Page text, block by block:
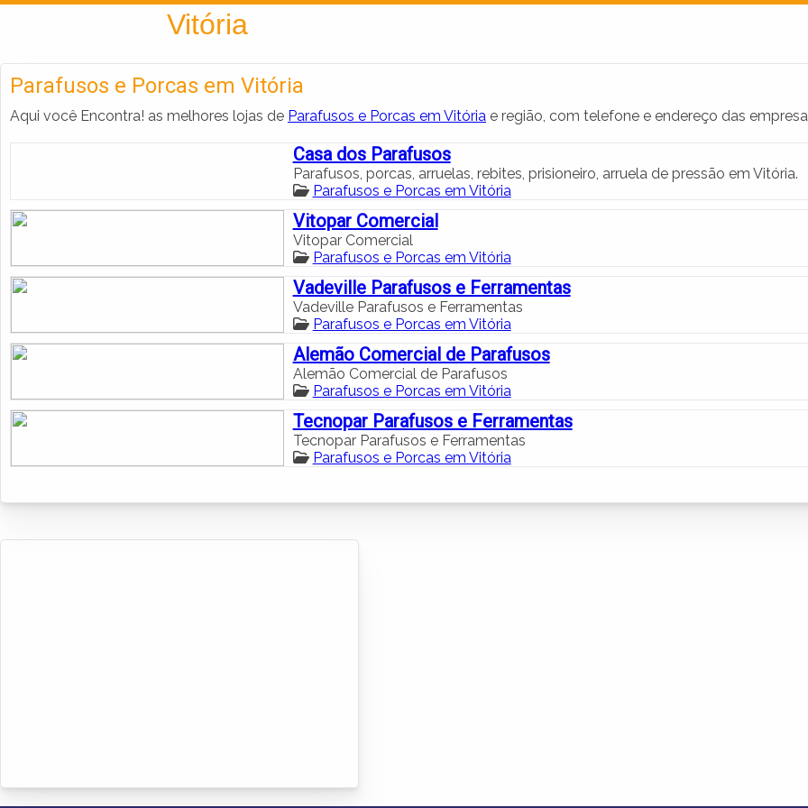
EncontraVitória
Parafusos e Porcas em Vitória
Aqui você Encontra! as melhores lojas de Parafusos e Porcas em Vitória e região, com telefone e endereço das
Casa dos Parafusos
Parafusos, porcas, arruelas, rebites, prisioneiro, arruela de pressão em Vitória.
Parafusos e Porcas em Vitória
Vitopar Comercial
Vitopar Comercial
Parafusos e Porcas em Vitória
Vadeville Parafusos e Ferramentas
Vadeville Parafusos e Ferramentas
Parafusos e Porcas em Vitória
Alemão Comercial de Parafusos
Alemão Comercial de Parafusos
Parafusos e Porcas em Vitória
Tecnopar Parafusos e Ferramentas
Tecnopar Parafusos e Ferramentas
Parafusos e Porcas em Vitória